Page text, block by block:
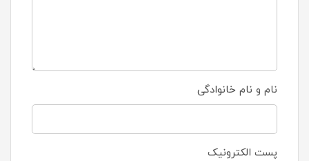
نام و نام خانوادگی
پست الکترونیک